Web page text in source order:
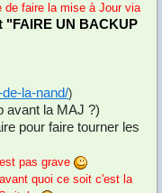
de faire la mise à Jour via
"FAIRE UN BACKUP
la-nand/)
avant la MAJ ?)
pour faire tourner les
pas grave
quoi ce soit c'est la